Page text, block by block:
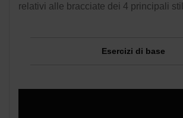
relativi alle bracciate dei 4 principali
Esercizi di base